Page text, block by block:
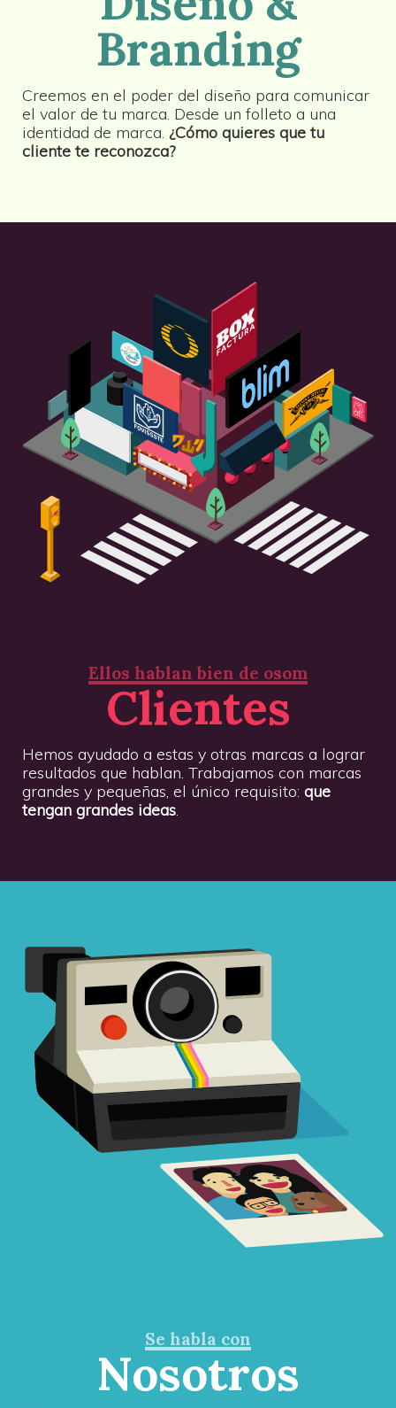
Branding
Creemos en el poder del diseño para comunicar
el valor de tu marca. Desde un folleto a una
identidad de marca. ¿Cómo quieres que tu
cliente te reconozca?
Ellos hablan bien de osom
Clientes
Hemos ayudado a estas y otras marcas a lograr
resultados que hablan. Trabajamos con marcas
grandes y pequeñas, el único requisito: que
tengan grandes ideas
Se habla con
Nosotros